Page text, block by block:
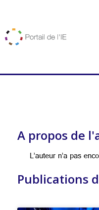
A propos de
L’auteur n’a pas
Publications